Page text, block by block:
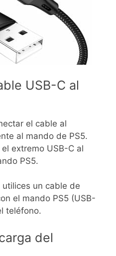
USB-C al
el cable al
al mando de PS5.
extremo USB-C al
PS5.
un cable de
el mando PS5 (USB-
teléfono.
del